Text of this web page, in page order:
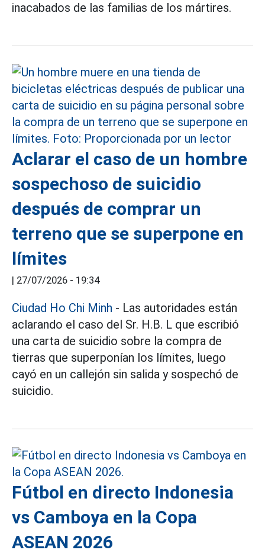
inacabados de las familias de los mártires.
Aclarar el caso de un hombre
sospechoso de suicidio
después de comprar un
terreno que se superpone en
límites
| 27/07/2026 - 19:34
Ciudad Ho Chi Minh - Las autoridades están
aclarando el caso del Sr. H.B. L que escribió
una carta de suicidio sobre la compra de
tierras que superponían los límites, luego
cayó en un callejón sin salida y sospechó de
suicidio.
Fútbol en directo Indonesia
vs Camboya en la Copa
ASEAN 2026